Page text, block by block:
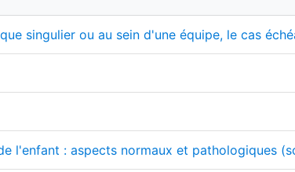
singulier ou au sein d'une équipe, le cas
l'enfant : aspects normaux et pathologiques